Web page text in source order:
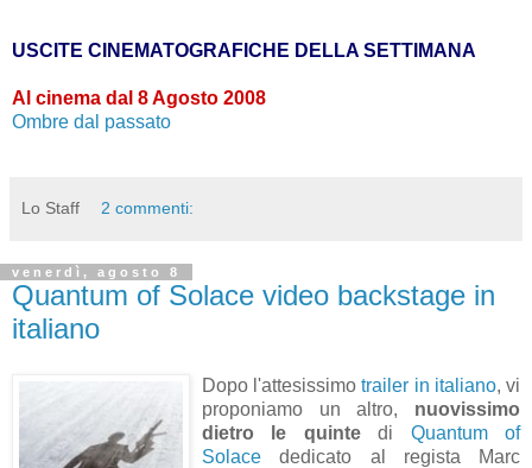
USCITE CINEMATOGRAFICHE DELLA SETTIMANA
Al cinema dal 8 Agosto 2008
Ombre dal passato
Lo Staff 2 commenti:
venerdì, agosto 8
Quantum of Solace video backstage in
italiano
Dopo l'attesissimotrailer in italiano, vi
proponiamo un altro, nuovissimo
dietro le quintedi Quantum of
Solace dedicato al regista Marc